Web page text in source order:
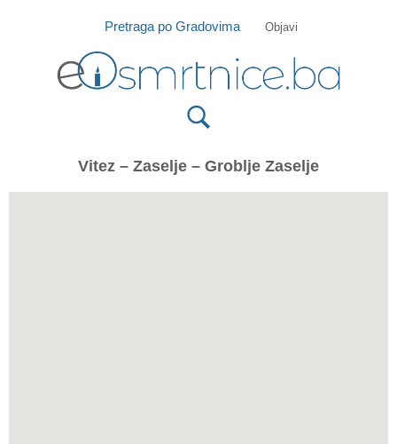
Isprobajte našu Android i IOS aplikaciju
Pretraga po Gradovima Objavi
Vitez – Zaselje – Groblje Zaselje